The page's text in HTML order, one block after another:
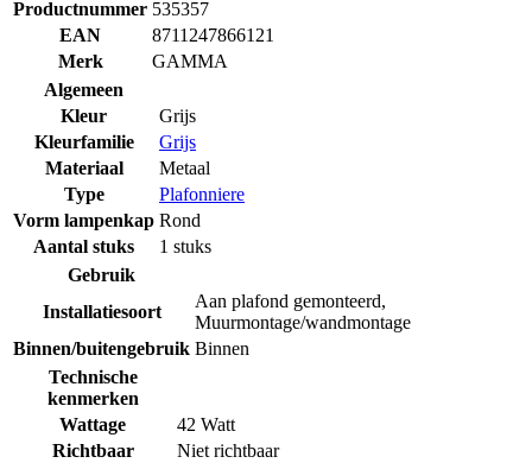
Productnummer 535357
EAN
8711247866121
Merk
GAMMA
Algemeen
Kleur
Grijs
Kleurfamilie
Grijs
Materiaal
Metaal
Type
Plafonniere
Vorm lampenkap Rond
Aantal stuks
1 stuks
Gebruik
Installatiesoort
Aan plafond gemonteerd,
Muurmontage/wandmontage
Binnen/buitengebruik Binnen
Technische
kenmerken
Wattage
42 Watt
Richtbaar
Niet richtbaar